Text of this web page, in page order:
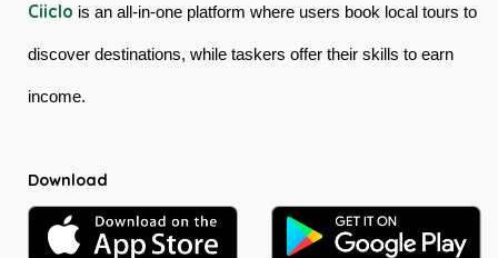
Ciiclo is an all-in-one platform where users book local tours to
discover destinations, while taskers offer their skills to earn
income.
Download